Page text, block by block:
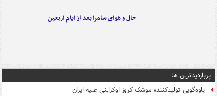
حال و هوای سامرا بعد از ایام اربعین
پربازدیدترین ها
یاوه‌گویی تولیدکننده موشک کروز اوکراینی علیه ایران